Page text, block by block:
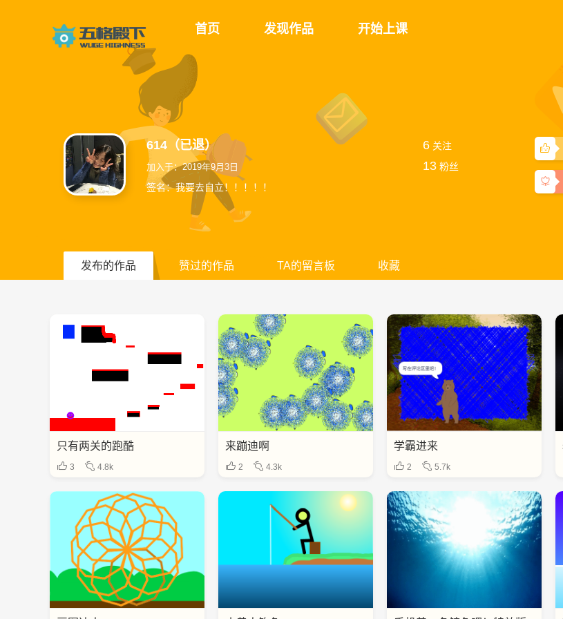
首页 发现作品 开始上课
614（已退）
加入于：2019年9月3日
签名：我要去自立！！！！！
6 关注
13 粉丝
发布的作品 赞过的作品 TA的留言板 收藏
只有两关的跑酷
3 4.8k
来蹦迪啊
2 4.3k
学霸进来
2 5.7k